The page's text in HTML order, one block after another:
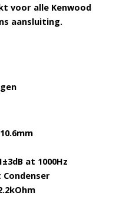
voor alle Kenwood
aansluiting.
at 1000Hz